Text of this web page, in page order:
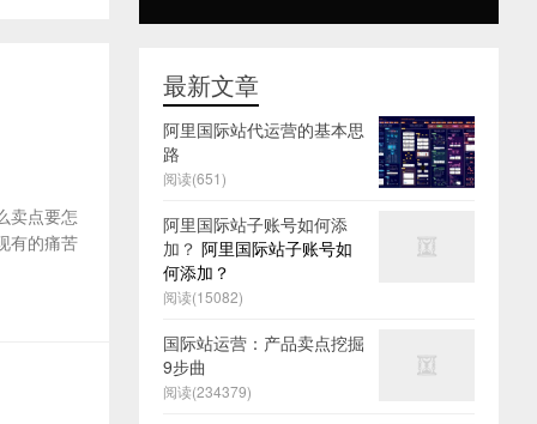
卖点要怎
有的痛苦
最新文章
阿里国际站代运营的基本思
路
阅读(651)
阿里国际站子账号如何添
加？ 阿里国际站子账号如
何添加？
阅读(15082)
国际站运营：产品卖点挖掘
9步曲
阅读(234379)